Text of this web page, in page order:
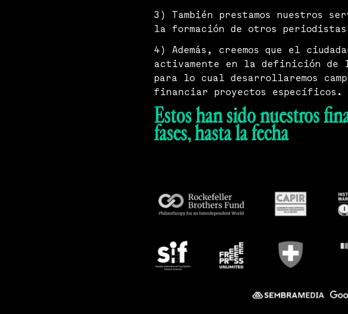
3) También prestamos nuestros
la formación de otros
4) Además, creemos que el
activamente en la definición de
para lo cual desarrollaremos
financiar proyectos específicos.
Estos han sido nuestros
fases, hasta la fecha